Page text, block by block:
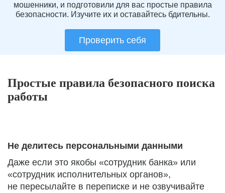
мошенники, и подготовили для вас простые правила
безопасности. Изучите их и оставайтесь бдительны.
Проверить себя
Простые правила безопасного поиска
работы
Не делитесь персональными данными
Даже если это якобы «сотрудник банка» или
«сотрудник исполнительных органов»,
не пересылайте в переписке и не озвучивайте